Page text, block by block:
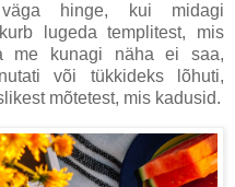
hinge, kui midagi
lugeda templitest, mis
me kunagi näha ei saa,
või tükkideks lõhuti,
mõtetest, mis kadusid.